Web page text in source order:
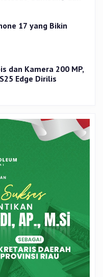
17 yang Bikin
dan Kamera 200 MP,
Edge Dirilis